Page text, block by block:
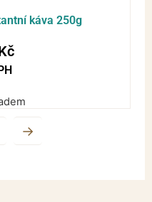
káva 250g
→